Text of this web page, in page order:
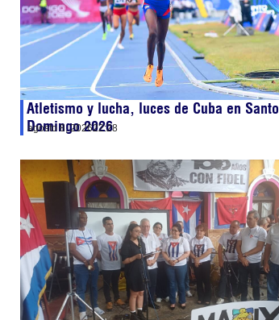
Atletismo y lucha, luces de Cuba en Santo
Domingo 2026
agosto 8, 202622:28